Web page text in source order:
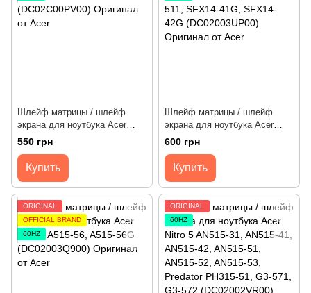
Шлейф матрицы / шлейф
экрана для ноутбука Acer
Swift 3 SF314-42, SF314-59
(DC02C00PV00) Оригинал от
Acer
550 грн
Купить
Шлейф матрицы / шлейф
экрана для ноутбука Acer
Swift 3 SF314-43, SF314-511,
SFX14-41G, SFX14-42G
(DC02003UP00) Оригинал от
Acer
600 грн
Купить
ORIGINAL
OFFICIAL BRAND
60HZ
ORIGINAL
60HZ